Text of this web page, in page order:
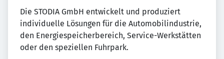
Die STODIA GmbH entwickelt und produziert
individuelle Lösungen für die Automobilindustrie,
den Energiespeicherbereich, Service-Werkstätten
oder den speziellen Fuhrpark.